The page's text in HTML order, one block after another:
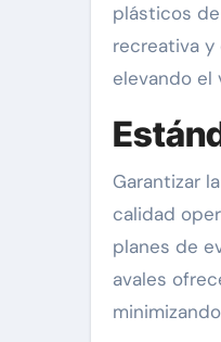
plásticos
recreativa
elevando el
Garantizar
calidad
planes de
avales